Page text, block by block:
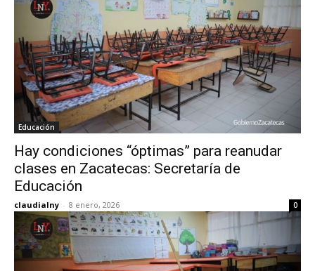
Educación
Hay condiciones “óptimas” para reanudar
clases en Zacatecas: Secretaría de
Educación
claudialny - 8 enero, 2026 0